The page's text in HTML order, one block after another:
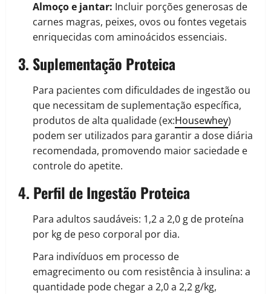
Almoço e jantar: Incluir porções generosas de
carnes magras, peixes, ovos ou fontes vegetais
enriquecidas com aminoácidos essenciais.
3. Suplementação Proteica
Para pacientes com dificuldades de ingestão ou
que necessitam de suplementação específica,
produtos de alta qualidade (ex:Housewhey)
podem ser utilizados para garantir a dose diária
recomendada, promovendo maior saciedade e
controle do apetite.
4. Perfil de Ingestão Proteica
Para adultos saudáveis: 1,2 a 2,0 g de proteína
por kg de peso corporal por dia.
Para indivíduos em processo de
emagrecimento ou com resistência à insulina: a
quantidade pode chegar a 2,0 a 2,2 g/kg,